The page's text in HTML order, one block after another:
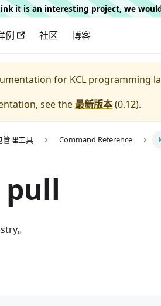
it is an interesting project, we
例 社区 博客
for KCL programming
see the最新版本(0.12).
管理工具 Command Reference
pull
。